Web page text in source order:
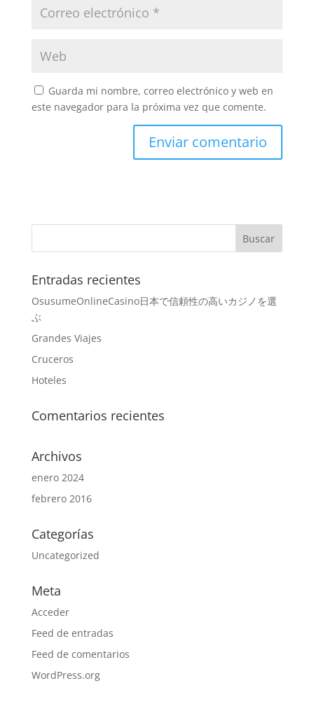
Guarda mi nombre, correo electrónico y web en
este navegador para la próxima vez que comente.
Entradas recientes
OsusumeOnlineCasino日本で信頼性の高いカジノを選
ぶ
Grandes Viajes
Cruceros
Hoteles
Comentarios recientes
Archivos
enero 2024
febrero 2016
Categorías
Uncategorized
Meta
Acceder
Feed de entradas
Feed de comentarios
WordPress.org